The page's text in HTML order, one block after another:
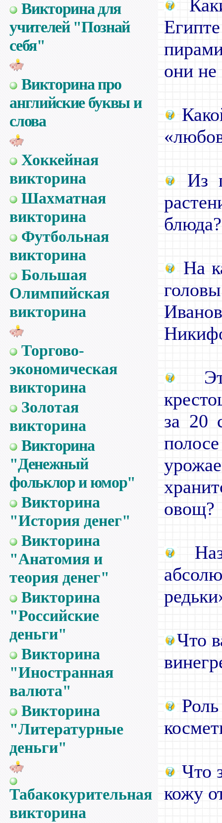
Викторина для
учителей "Познай
себя"
Викторина про
английские буквы и
слова
Хоккейная
викторина
Шахматная
викторина
Футбольная
викторина
Большая
Олимпийская
викторина
Торгово-
экономическая
викторина
Золотая
викторина
Викторина
"Денежный
фольклор и юмор"
Викторина
"История денег"
Викторина
"Анатомия и
теория денег"
Викторина
"Российские
деньги"
Викторина
"Иностранная
валюта"
Викторина
"Литературные
деньги"
Табакокурительная
викторина
они не
Из
блюда?
На
за 20
овощ?
Что
Что
кожу